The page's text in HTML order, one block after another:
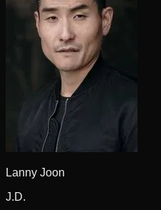
Lanny Joon
J.D.